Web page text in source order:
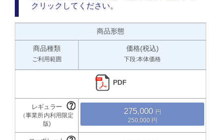
クリックしてください。
商品形態
商品種類
ご利用範囲
価格(税込)
下段:本体価格
PDF
275,000
250,000